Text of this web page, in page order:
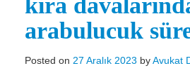
Miras Hukuku
İcra Ve İflas Hukuku
Gayrimenkul hukuku
kira
arabulucuk
Posted on 27 Aralık 2023 byAvukat